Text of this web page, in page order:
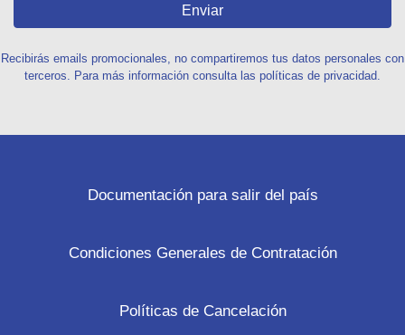
Enviar
Recibirás emails promocionales, no compartiremos tus datos personales con
terceros. Para más información consulta las políticas de privacidad.
Documentación para salir del país
Condiciones Generales de Contratación
Políticas de Cancelación